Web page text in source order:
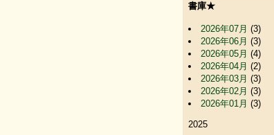
書庫★
2026年07月 (3)
2026年06月 (3)
2026年05月 (4)
2026年04月 (2)
2026年03月 (3)
2026年02月 (3)
2026年01月 (3)
2025